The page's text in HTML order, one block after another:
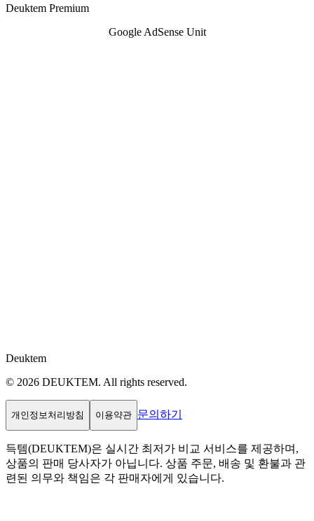
Deuktem Premium
Google AdSense Unit
Deuktem
© 2026 DEUKTEM. All rights reserved.
개인정보처리방침 이용약관 문의하기
득템(DEUKTEM)은 실시간 최저가 비교 서비스를 제공하며,
상품의 판매 당사자가 아닙니다. 상품 주문, 배송 및 환불과 관
련된 의무와 책임은 각 판매자에게 있습니다.